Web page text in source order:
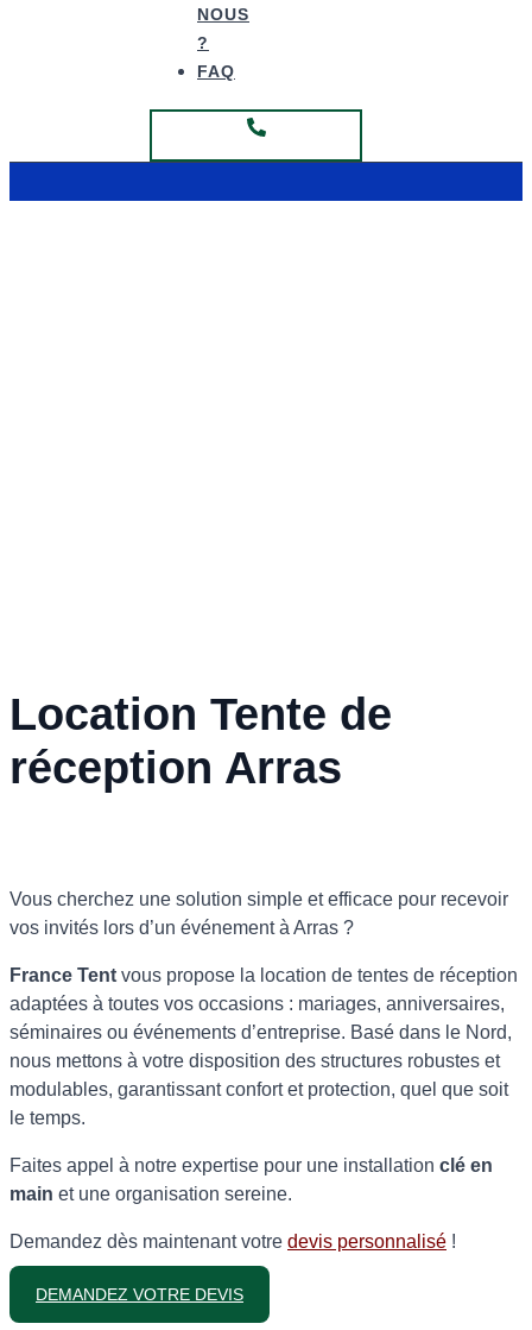
NOUS
?
FAQ
Location Tente de
réception Arras
Vous cherchez une solution simple et efficace pour recevoir
vos invités lors d’un événement à Arras ?
France Tent vous propose la location de tentes de réception
adaptées à toutes vos occasions : mariages, anniversaires,
séminaires ou événements d’entreprise. Basé dans le Nord,
nous mettons à votre disposition des structures robustes et
modulables, garantissant confort et protection, quel que soit
le temps.
Faites appel à notre expertise pour une installation clé en
main et une organisation sereine.
Demandez dès maintenant votre devis personnalisé !
DEMANDEZ VOTRE DEVIS